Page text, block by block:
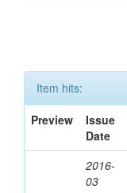
Item hits:
Preview
Issue
Date
2016-
03